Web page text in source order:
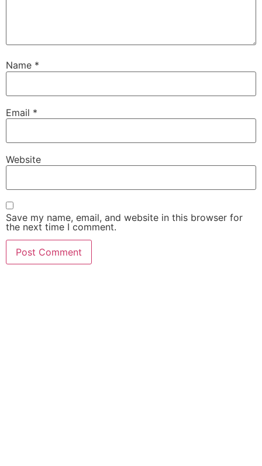
Name *
Email *
Website
Save my name, email, and website in this browser for
the next time I comment.